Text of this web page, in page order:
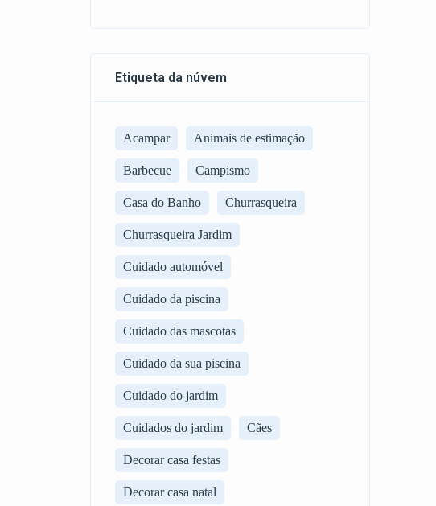
Etiqueta da núvem
Acampar Animais de estimação
Barbecue Campismo
Casa do Banho Churrasqueira
Churrasqueira Jardim
Cuidado automóvel
Cuidado da piscina
Cuidado das mascotas
Cuidado da sua piscina
Cuidado do jardim
Cuidados do jardim Cães
Decorar casa festas
Decorar casa natal